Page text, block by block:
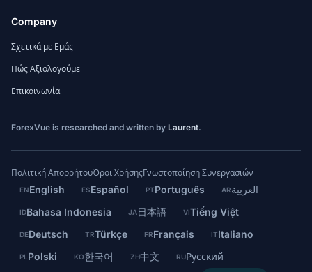
Company
Σχετικά με Εμάς
Πώς Αξιολογούμε
Επικοινωνία
ForexVue is researched and written by Laurent.
Πολιτική ΑπορρήτουΌροι ΧρήσηςΓνωστοποίηση Συνεργασιών
ENEnglish ESEspañol PTPortuguês ARالعربية
IDBahasa Indonesia JA日本語 VITiếng Việt
DEDeutsch TRTürkçe FRFrançais ITItaliano
PL Polski KO한국어 ZH中文 RUРусский